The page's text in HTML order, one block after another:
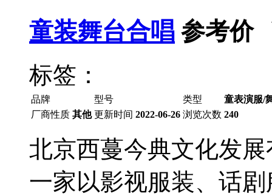
童装舞台合唱 参考价
标签：
品牌 型号 类型
童表演服/
厂商性质 其他 更新时间 2022-06-26 浏览次数 240
北京西蔓今典文化发
一家以影视服装、话